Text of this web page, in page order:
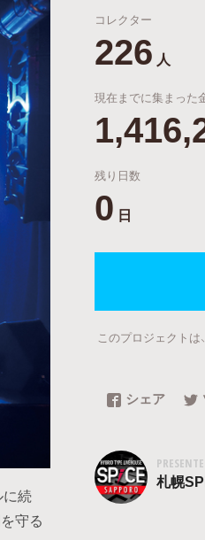
ジェクト
続
守る
コレクター
226 人
現在までに集まった
残り日数
0 日
このプロジェクトは
シェア
札幌